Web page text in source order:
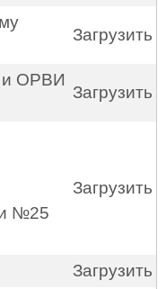
Загрузить
и ОРВИ
Загрузить
№25
Загрузить
Загрузить